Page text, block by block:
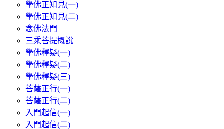
學佛正知見(一)
學佛正知見(二)
念佛法門
三乘菩提概說
學佛釋疑(一)
學佛釋疑(二)
學佛釋疑(三)
菩薩正行(一)
菩薩正行(二)
入門起信(一)
入門起信(二)